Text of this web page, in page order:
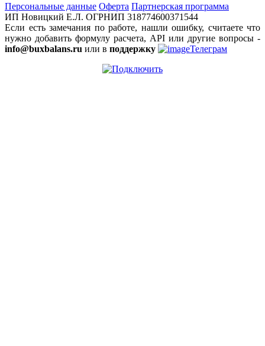
Персональные данные Оферта Партнерская программа
ИП Новицкий Е.Л. ОГРНИП 318774600371544
Если есть замечания по работе, нашли ошибку, считаете что
нужно добавить формулу расчета, API или другие вопросы -
info@buxbalans.ru или в поддержку Телеграм